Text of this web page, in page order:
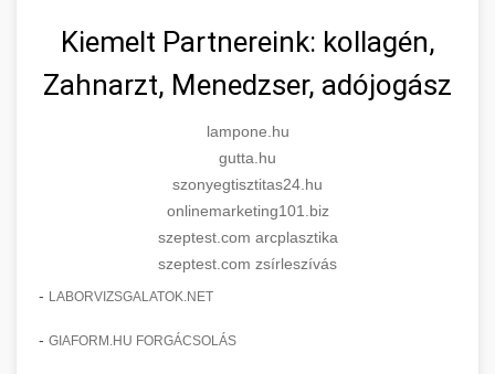
Kiemelt Partnereink: kollagén,
Zahnarzt, Menedzser, adójogász
lampone.hu
gutta.hu
szonyegtisztitas24.hu
onlinemarketing101.biz
szeptest.com arcplasztika
szeptest.com zsírleszívás
- LABORVIZSGALATOK.NET
- GIAFORM.HU FORGÁCSOLÁS